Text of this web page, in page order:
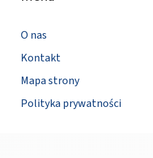
O nas
Kontakt
Mapa strony
Polityka prywatności